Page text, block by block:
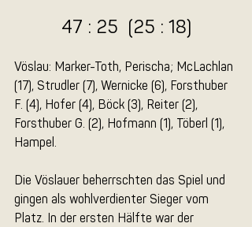
47 : 25  (25 : 18)
Vöslau: Marker-Toth, Perischa; McLachlan
(17), Strudler (7), Wernicke (6), Forsthuber
F. (4), Hofer (4), Böck (3), Reiter (2),
Forsthuber G. (2), Hofmann (1), Töberl (1),
Hampel.
Die Vöslauer beherrschten das Spiel und
gingen als wohlverdienter Sieger vom
Platz. In der ersten Hälfte war der